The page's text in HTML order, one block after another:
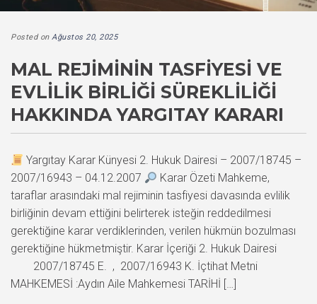
Posted on Ağustos 20, 2025
MAL REJIMININ TASFIYESI VE
EVLILIK BIRLIĞI SÜREKLILIĞI
HAKKINDA YARGITAY KARARI
Yargıtay Karar Künyesi 2. Hukuk Dairesi – 2007/18745 –
2007/16943 – 04.12.2007
Karar Özeti Mahkeme,
taraflar arasındaki mal rejiminin tasfiyesi davasında evlilik
birliğinin devam ettiğini belirterek isteğin reddedilmesi
gerektiğine karar verdiklerinden, verilen hükmün bozulması
gerektiğine hükmetmiştir. Karar İçeriği 2. Hukuk Dairesi
2007/18745 E. , 2007/16943 K. İçtihat Metni
MAHKEMESİ :Aydın Aile Mahkemesi TARİHİ […]